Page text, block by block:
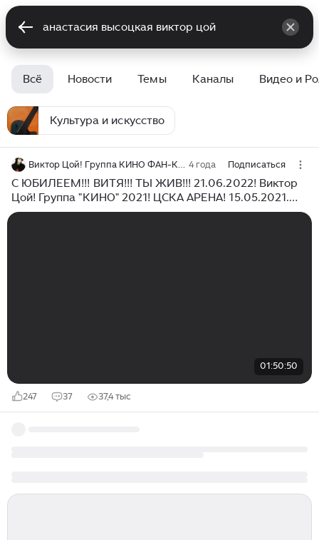
Всё Новости Темы Каналы Видео и
Культура и искусство
Виктор Цой! Группа КИНО ФАН-КЛУБ 4 года Подписаться
С ЮБИЛЕЕМ!!! ВИТЯ!!! ТЫ ЖИВ!!! 21.06.2022! Виктор
Цой! Группа "КИНО" 2021! ЦСКА АРЕНА! 15.05.2021.
Супер ШОУ!
01:50:50
247 37 37,4 тыс